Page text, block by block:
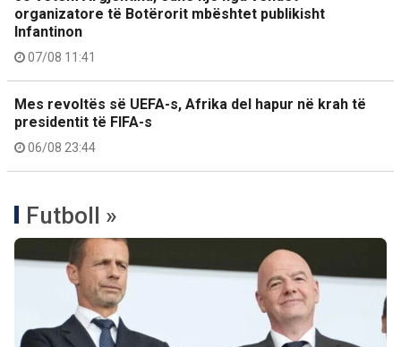
organizatore të Botërorit mbështet publikisht
Infantinon
07/08 11:41
Mes revoltës së UEFA-s, Afrika del hapur në krah të
presidentit të FIFA-s
06/08 23:44
Futboll »